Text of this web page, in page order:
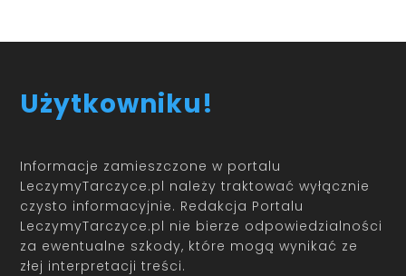
Użytkowniku!
Informacje zamieszczone w portalu
LeczymyTarczyce.pl należy traktować wyłącznie
czysto informacyjnie. Redakcja Portalu
LeczymyTarczyce.pl nie bierze odpowiedzialności
za ewentualne szkody, które mogą wynikać ze
złej interpretacji treści.